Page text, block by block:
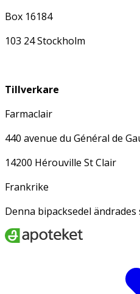
Box 16184
103 24 Stockholm
Tillverkare
Farmaclair
440 avenue du Général de
14200 Hérouville St Clair
Frankrike
Denna bipacksedel ändrades